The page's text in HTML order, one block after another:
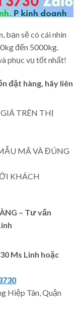
bạn sẽ có cái nhìn
đến 5000kg.
phục vụ tốt nhất!
đặt hàng, hãy liên
TRÊN THỊ
MÃ VÀ ĐÚNG
KHÁCH
– Tư vấn
Ms Linh hoặc
Hiệp Tân, Quận